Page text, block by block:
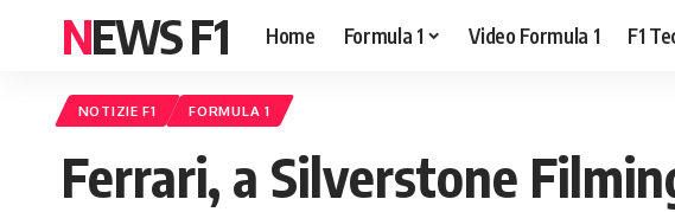
NEWS F1 Home Formula 1 Video Formula 1 F1
NOTIZIE F1 FORMULA 1
Ferrari, a Silverstone